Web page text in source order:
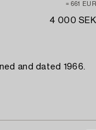
≈ 661 EUR
4 000 SEK
and dated 1966.